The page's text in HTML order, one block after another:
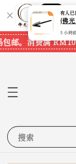
您
邮。消费满
搜索
有人
5 小時前